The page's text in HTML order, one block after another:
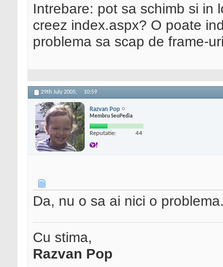
Intrebare: pot sa schimb si in
creez index.aspx? O poate
problema sa scap de frame-
29th July 2005, 10:59
Razvan Pop
Membru SeoPedia
Reputatie: 44
Da, nu o sa ai nici o
Cu stima,
Razvan Pop